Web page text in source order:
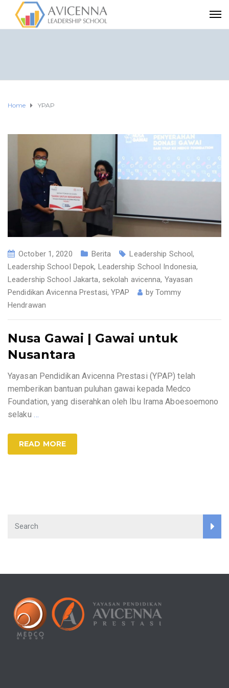
Home YPAP
October 1, 2020 Berita Leadership School,
Leadership School Depok, Leadership School Indonesia,
Leadership School Jakarta, sekolah avicenna, Yayasan
Pendidikan Avicenna Prestasi,YPAP by Tommy
Hendrawan
Nusa Gawai | Gawai untuk
Nusantara
Yayasan Pendidikan Avicenna Prestasi (YPAP) telah
memberikan bantuan puluhan gawai kepada Medco
Foundation, yang diserahkan oleh Ibu Irama Aboesoemono
selaku
READ MORE